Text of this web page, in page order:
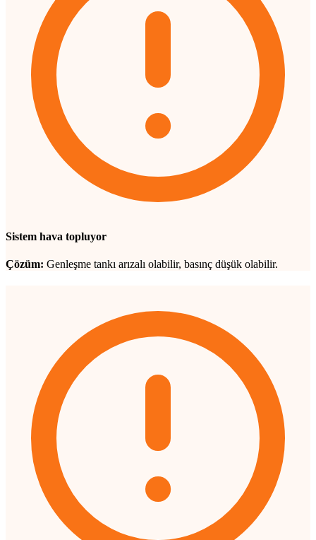
Sistem hava topluyor
Çözüm: Genleşme tankı arızalı olabilir, basınç düşük olabilir.